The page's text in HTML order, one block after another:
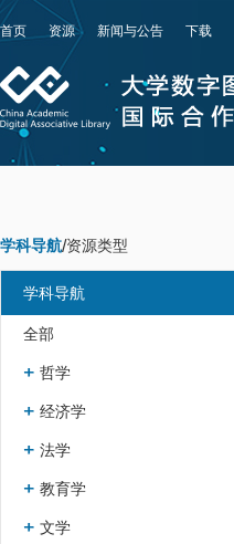
首页 资源 新闻与公告 下载
学科导航/资源类型
学科导航
全部
哲学
经济学
法学
教育学
文学